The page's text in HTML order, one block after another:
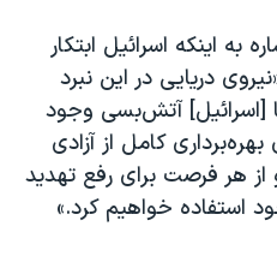
به اینکه اسرائیل ابتکار
دریایی در این نبرد
[اسرائیل] آتش‌بسی وجود
کامل از آزادی
هر فرصت برای رفع تهدید
استفاده خواهیم کرد.»